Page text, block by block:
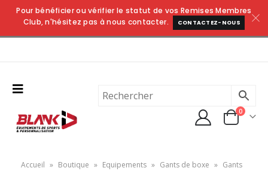
Pour bénéficier ou vérifier le statut de vos Remises Membres
Club, n'hésitez pas à nous contacter.
CONTACTEZ-NOUS
0
Accueil » Boutique » Equipements » Gants de boxe » Gants